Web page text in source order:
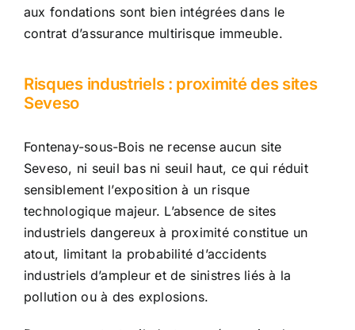
aux fondations sont bien intégrées dans le
contrat d’assurance multirisque immeuble.
Risques industriels : proximité des sites
Seveso
Fontenay-sous-Bois ne recense aucun site
Seveso, ni seuil bas ni seuil haut, ce qui réduit
sensiblement l’exposition à un risque
technologique majeur. L’absence de sites
industriels dangereux à proximité constitue un
atout, limitant la probabilité d’accidents
industriels d’ampleur et de sinistres liés à la
pollution ou à des explosions.